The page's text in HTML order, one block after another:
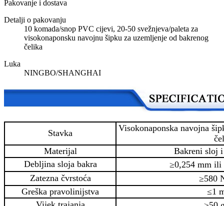
Pakovanje i dostava
Detalji o pakovanju
10 komada/snop PVC cijevi, 20-50 svežnjeva/paleta za
visokonaponsku navojnu šipku za uzemljenje od bakrenog
čelika
Luka
NINGBO/SHANGHAI
Stavka
Visokonaponska navojna
Materijal
Bakreni sloj
Debljina sloja bakra
≥0,254 mm ili
Zatezna čvrstoća
≥580
Greška pravolinijstva
≤1